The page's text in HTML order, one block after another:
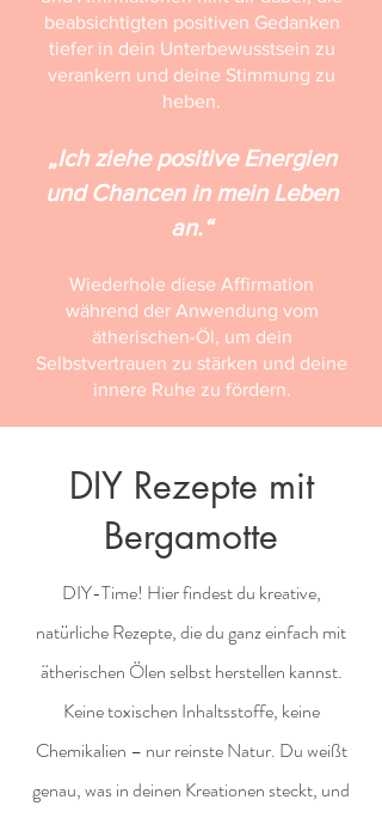
beabsichtigten positiven Gedanken
tiefer in dein Unterbewusstsein zu
verankern und deine Stimmung zu
heben.
„Ich ziehe positive Energien
und Chancen in mein Leben
an.“
Wiederhole diese Affirmation
während der Anwendung vom
ätherischen-Öl, um dein
Selbstvertrauen zu stärken und deine
innere Ruhe zu fördern.
DIY Rezepte mit
Bergamotte
DIY-Time! Hier findest du kreative,
natürliche Rezepte, die du ganz einfach mit
ätherischen Ölen selbst herstellen kannst.
Keine toxischen Inhaltsstoffe, keine
Chemikalien – nur reinste Natur. Du weißt
genau, was in deinen Kreationen steckt, und